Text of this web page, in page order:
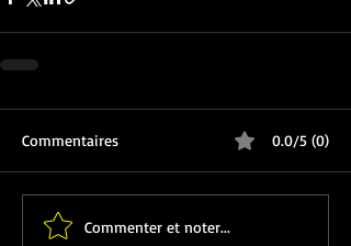
Commentaires 0.0/5 (0)
Commenter et noter...